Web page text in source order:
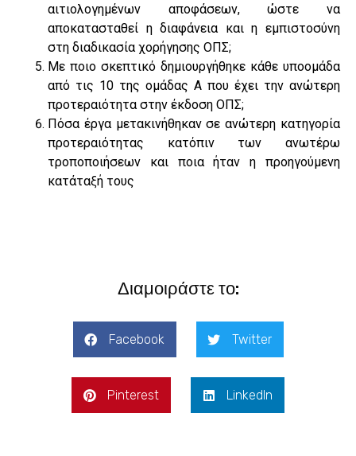
αιτιολογημένων αποφάσεων, ώστε να
αποκατασταθεί η διαφάνεια και η εμπιστοσύνη
στη διαδικασία χορήγησης ΟΠΣ;
Με ποιο σκεπτικό δημιουργήθηκε κάθε υποομάδα
από τις 10 της ομάδας Α που έχει την ανώτερη
προτεραιότητα στην έκδοση ΟΠΣ;
Πόσα έργα μετακινήθηκαν σε ανώτερη κατηγορία
προτεραιότητας κατόπιν των ανωτέρω
τροποποιήσεων και ποια ήταν η προηγούμενη
κατάταξή τους
Διαμοιράστε το:
Facebook Twitter
Pinterest LinkedIn